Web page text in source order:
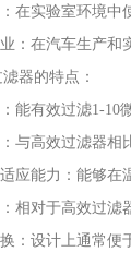
实验室环境中使
在汽车生产和实
的特点：
有效过滤1-10微
高效过滤器相比
能力：能够在温
对于高效过滤器
设计上通常便于